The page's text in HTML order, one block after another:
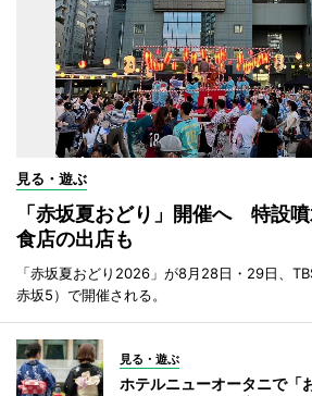
見る・遊ぶ
「赤坂夏おどり」開催へ 特設
食店の出店も
「赤坂夏おどり2026」が8月28日・29日、
赤坂5）で開催される。
見る・遊ぶ
ホテルニューオータニで